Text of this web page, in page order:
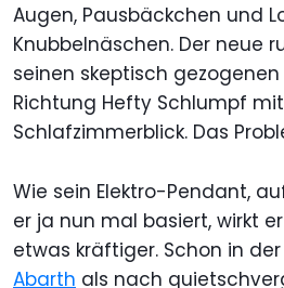
Augen, Pausbäckchen und
Knubbelnäschen. Der neue
seinen skeptisch
Richtung Hefty Schlumpf
Schlafzimmerblick. Das
Wie sein Elektro-Pendant,
er ja nun mal basiert, wirkt
etwas kräftiger. Schon in
Abarth als nach